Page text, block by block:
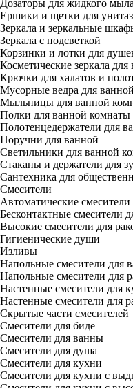
Дозаторы для жидкого мыла
Ершики и щетки для
Зеркала и зеркальные
Зеркала с подсветкой
Корзинки и лотки для
Косметические зеркала
Крючки для халатов и
Мусорные ведра для
Мыльницы для ванной
Полки для ванной комнаты
Полотенцедержатели для
Поручни для ванной
Светильники для ванной
Стаканы и держатели для
Сантехника для
Смесители
Автоматические смесители
Бесконтактные смесители
Высокие смесители для
Гигиенические души
Изливы
Напольные смесители для
Напольные смесители для
Настенные смесители для
Настенные смесители для
Скрытые части смесителей
Смесители для биде
Смесители для ванны
Смесители для душа
Смесители для кухни
Смесители для кухни с